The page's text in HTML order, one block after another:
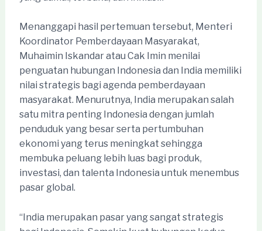
Menanggapi hasil pertemuan tersebut, Menteri
Koordinator Pemberdayaan Masyarakat,
Muhaimin Iskandar atau Cak Imin menilai
penguatan hubungan Indonesia dan India memiliki
nilai strategis bagi agenda pemberdayaan
masyarakat. Menurutnya, India merupakan salah
satu mitra penting Indonesia dengan jumlah
penduduk yang besar serta pertumbuhan
ekonomi yang terus meningkat sehingga
membuka peluang lebih luas bagi produk,
investasi, dan talenta Indonesia untuk menembus
pasar global.
“India merupakan pasar yang sangat strategis